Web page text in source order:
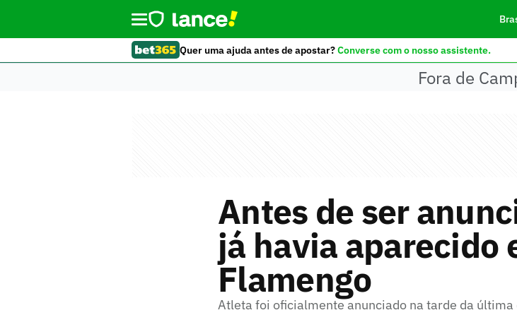
Quer uma ajuda antes de apostar?Converse com o nosso assistente.
Fora de
Antes de ser
já havia aparecido
Flamengo
Atleta foi oficialmente anunciado na tarde da